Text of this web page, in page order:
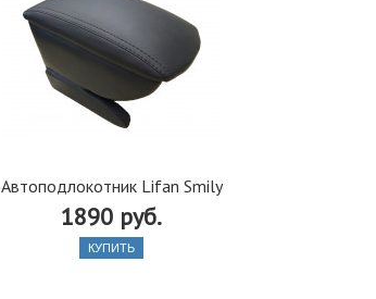
Автоподлокотник Lifan Smily
1890 руб.
КУПИТЬ